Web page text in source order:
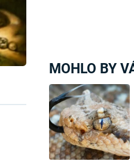
MOHLO BY